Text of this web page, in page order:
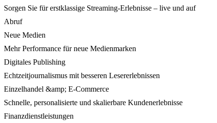
Sorgen Sie für erstklassige Streaming-Erlebnisse – live und auf
Abruf
Neue Medien
Mehr Performance für neue Medienmarken
Digitales Publishing
Echtzeitjournalismus mit besseren Lesererlebnissen
Einzelhandel &amp; E-Commerce
Schnelle, personalisierte und skalierbare Kundenerlebnisse
Finanzdienstleistungen